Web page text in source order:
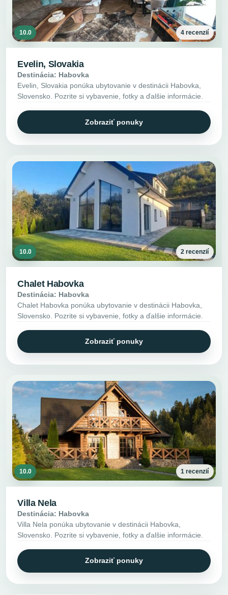
10.0 4 recenzií
Evelin, Slovakia
Destinácia: Habovka
Evelin, Slovakia ponúka ubytovanie v destinácii Habovka,
Slovensko. Pozrite si vybavenie, fotky a ďalšie informácie.
Zobraziť ponuky
10.0 2 recenzií
Chalet Habovka
Destinácia: Habovka
Chalet Habovka ponúka ubytovanie v destinácii Habovka,
Slovensko. Pozrite si vybavenie, fotky a ďalšie informácie.
Zobraziť ponuky
10.0 1 recenzií
Villa Nela
Destinácia: Habovka
Villa Nela ponúka ubytovanie v destinácii Habovka,
Slovensko. Pozrite si vybavenie, fotky a ďalšie informácie.
Zobraziť ponuky